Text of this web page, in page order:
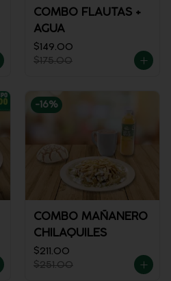
COMBO FLAUTAS +
AGUA
$149.00
$175.00
-16%
COMBO MAÑANERO
CHILAQUILES
$211.00
$251.00